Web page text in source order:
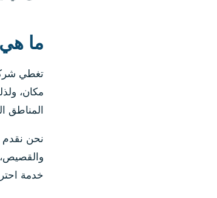
ما
تغطي
مكان،
المناطق
نحن نقدم
والقصيص،
خدمة